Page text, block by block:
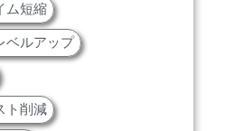
ム短縮
ベルアップ
ト削減